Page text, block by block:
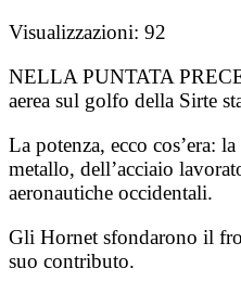
Visualizzazioni: 92
NELLA PUNTATA
aerea sul golfo della Sirte
La potenza, ecco cos’era:
metallo, dell’acciaio
aeronautiche occidentali.
Gli Hornet sfondarono il
suo contributo.